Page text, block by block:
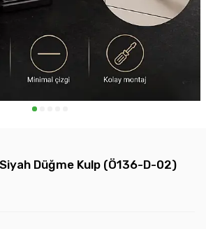
Düğme Kulp (Ö136-D-02)